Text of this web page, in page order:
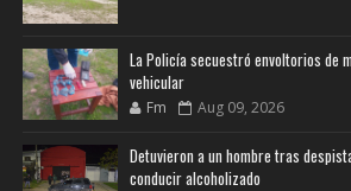
La Policía secuestró envoltorios de
vehicular
Fm Aug 09, 2026
Detuvieron a un hombre tras
conducir alcoholizado